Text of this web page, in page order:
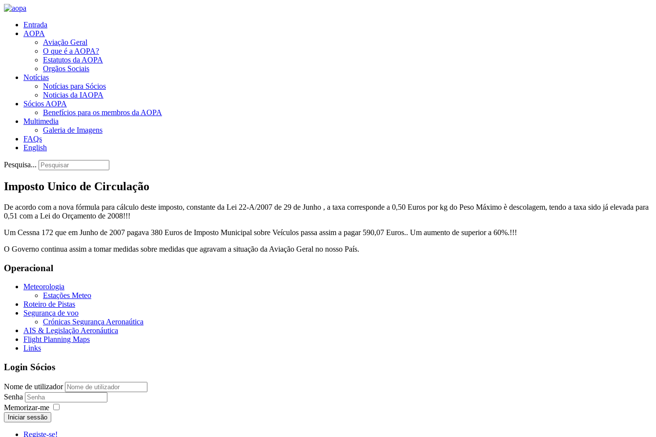
Entrada
AOPA
Aviação Geral
O que é a AOPA?
Estatutos da AOPA
Orgãos Sociais
Notícias
Notícias para Sócios
Noticias da IAOPA
Sócios AOPA
Benefícios para os membros da AOPA
Multimedia
Galeria de Imagens
FAQs
English
Pesquisa...
Imposto Unico de Circulação
De acordo com a nova fórmula para cálculo deste imposto, constante da Lei 22-A/2007 de 29 de Junho , a taxa corresponde a 0,50 Euros por kg do Peso Máximo è descolagem, tendo a taxa sido já elevada para
0,51 com a Lei do Orçamento de 2008!!!
Um Cessna 172 que em Junho de 2007 pagava 380 Euros de Imposto Municipal sobre Veículos passa assim a pagar 590,07 Euros.. Um aumento de superior a 60%.!!!
O Governo continua assim a tomar medidas sobre medidas que agravam a situação da Aviação Geral no nosso País.
Operacional
Meteorologia
Estações Meteo
Roteiro de Pistas
Segurança de voo
Crónicas Segurança Aeronaútica
AIS & Legislação Aeronáutica
Flight Planning Maps
Links
Login Sócios
Nome de utilizador
Senha
Memorizar-me
Iniciar sessão
Registe-se!